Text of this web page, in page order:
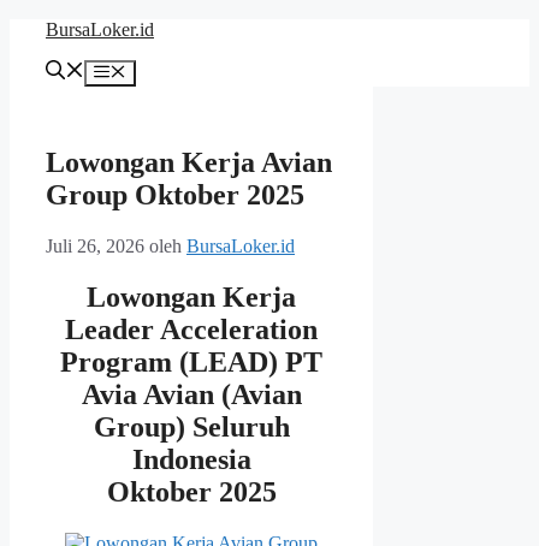
Langsung
BursaLoker.id
Menu
Lowongan Kerja Avian
Group Oktober 2025
Juli 26, 2026 oleh BursaLoker.id
Lowongan Kerja
Leader Acceleration
Program (LEAD) PT
Avia Avian (Avian
Group) Seluruh
Indonesia
Oktober 2025